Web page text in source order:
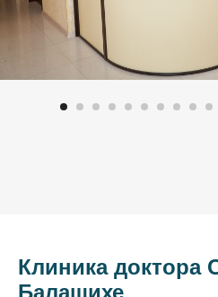
Клиника доктора
Балашихе